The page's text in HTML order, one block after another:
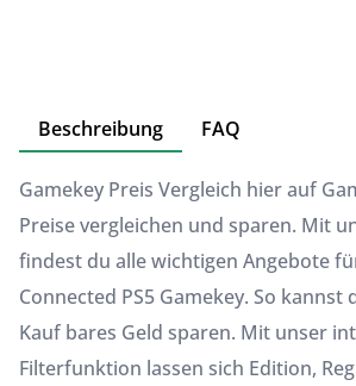
Beschreibung FAQ
Gamekey Preis Vergleich hier auf
Preise vergleichen und sparen. Mit
findest du alle wichtigen Angebote
Connected PS5 Gamekey. So kannst
Kauf bares Geld sparen. Mit unser
Filterfunktion lassen sich Edition,